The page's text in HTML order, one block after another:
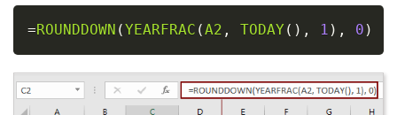
=ROUNDDOWN (YEARFRAC (A2 , TODAY ( ) , 1 ) , 0 )
Copy